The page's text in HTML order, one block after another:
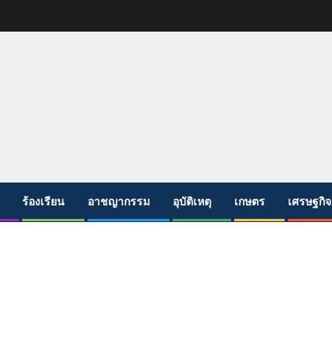
ร้องเรียน อาชญากรรม อุบัติเหตุ เกษตร เศรษฐกิจ